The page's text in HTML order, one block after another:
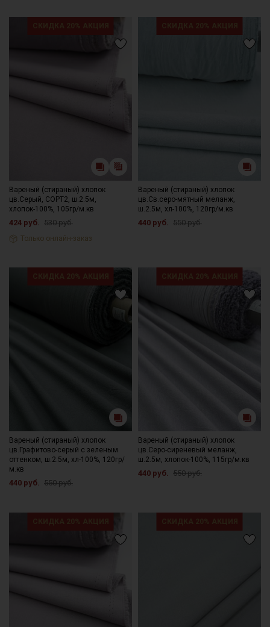
Вареный (стираный) хлопок
цв.Серый, СОРТ2, ш.2.5м,
хлопок-100%, 105гр/м.кв
424 руб. 530 руб.
Только онлайн-заказ
Вареный (стираный) хлопок
цв.Св.серо-мятный меланж,
ш.2.5м, хл-100%, 120гр/м.кв
440 руб. 550 руб.
Вареный (стираный) хлопок
цв.Графитово-серый с зеленым
оттенком, ш.2.5м, хл-100%, 120гр/
м.кв
440 руб. 550 руб.
Вареный (стираный) хлопок
цв.Серо-сиреневый меланж,
ш.2.5м, хлопок-100%, 115гр/м.кв
440 руб. 550 руб.